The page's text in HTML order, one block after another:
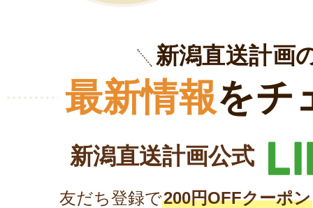
新潟直送計画
最新情報をチ
新潟直送計画公式
友だち登録で200円OFFクーポン